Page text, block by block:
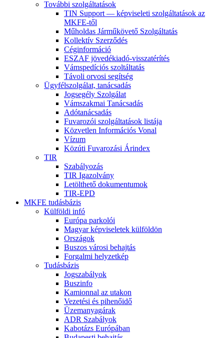
További szolgáltatások
TIN Support — képviseleti szolgáltatások az
MKFE-től
Műholdas Járműkövető Szolgáltatás
Kollektív Szerződés
Céginformáció
ESZAF jövedékiadó-visszatérítés
Vámspedíciós szoltáltatás
Távoli orvosi segítség
Ügyfélszolgálat, tanácsadás
Jogsegély Szolgálat
Vámszakmai Tanácsadás
Adótanácsadás
Fuvarozói szolgáltatások listája
Közvetlen Információs Vonal
Vízum
Közúti Fuvarozási Árindex
TIR
Szabályozás
TIR Igazolvány
Letölthető dokumentumok
TIR-EPD
MKFE tudásbázis
Külföldi infó
Európa parkolói
Magyar képviseletek külföldön
Országok
Buszos városi behajtás
Forgalmi helyzetkép
Tudásbázis
Jogszabályok
Buszinfo
Kamionnal az utakon
Vezetési és pihenőidő
Üzemanyagárak
ADR Szabályok
Kabotázs Európában